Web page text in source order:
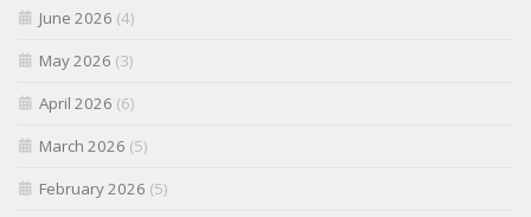
June 2026 (4)
May 2026 (3)
April 2026 (6)
March 2026 (5)
February 2026 (5)